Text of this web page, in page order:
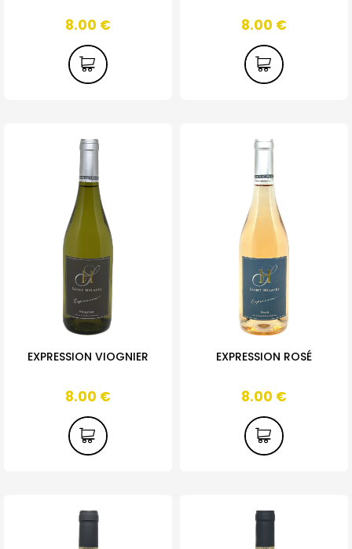
8.00 € 8.00 €
EXPRESSION VIOGNIER
8.00 €
EXPRESSION ROSÉ
8.00 €